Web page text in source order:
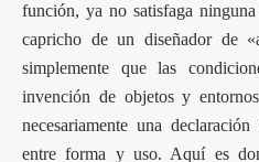
función, ya no satisfaga
capricho de un diseñador de
simplemente que las
invención de objetos y
necesariamente una
entre forma y uso. Aquí es